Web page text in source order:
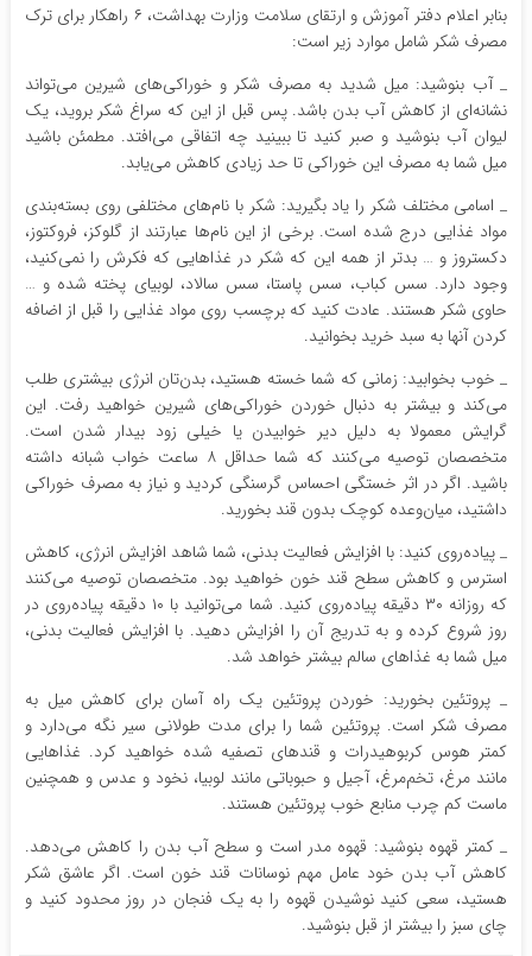
بنابر اعلام دفتر آموزش و ارتقای سلامت وزارت بهداشت، ۶ راهکار برای ترک
مصرف شکر شامل موارد زیر است:
_ آب بنوشید: میل شدید به مصرف شکر و خوراکی‌های شیرین می‌تواند
نشانه‌ای از کاهش آب بدن باشد. پس قبل از این که سراغ شکر بروید، یک
لیوان آب بنوشید و صبر کنید تا ببینید چه اتفاقی می‌افتد. مطمئن باشید
میل شما به مصرف این خوراکی تا حد زیادی کاهش می‌یابد.
_ اسامی مختلف شکر را یاد بگیرید: شکر با نام‌های مختلفی روی بسته‌بندی
مواد غذایی درج شده است. برخی از این نام‌ها عبارتند از گلوکز، فروکتوز،
دکستروز و … بدتر از همه این که شکر در غذاهایی که فکرش را نمی‌کنید،
وجود دارد. سس کباب، سس پاستا، سس سالاد، لوبیای پخته شده و …
حاوی شکر هستند. عادت کنید که برچسب روی مواد غذایی را قبل از اضافه
کردن آنها به سبد خرید بخوانید.
_ خوب بخوابید: زمانی که شما خسته هستید، بدن‌تان انرژی بیشتری طلب
می‌کند و بیشتر به دنبال خوردن خوراکی‌های شیرین خواهید رفت. این
گرایش معمولا به دلیل دیر خوابیدن یا خیلی زود بیدار شدن است.
متخصصان توصیه می‌کنند که شما حداقل ۸ ساعت خواب شبانه داشته
باشید. اگر در اثر خستگی احساس گرسنگی کردید و نیاز به مصرف خوراکی
داشتید، میان‌وعده کوچک بدون قند بخورید.
_‌ پیاده‌روی کنید: با افزایش فعالیت بدنی، شما شاهد افزایش انرژی، کاهش
استرس و کاهش سطح قند خون خواهید بود. متخصصان توصیه می‌کنند
که روزانه ۳۰ دقیقه پیاده‌روی کنید. شما می‌توانید با ۱۰ دقیقه پیاده‌روی در
روز شروع کرده و به تدریج آن را افزایش دهید. با افزایش فعالیت بدنی،
میل شما به غذاهای سالم بیشتر خواهد شد.
_ پروتئین بخورید: خوردن پروتئین یک راه آسان برای کاهش میل به
مصرف شکر است. پروتئین شما را برای مدت طولانی سیر نگه می‌دارد و
کمتر هوس کربوهیدرات و قندهای تصفیه شده خواهید کرد. غذاهایی
مانند مرغ، تخم‌مرغ، آجیل و حبوباتی مانند لوبیا، نخود و عدس و همچنین
ماست کم چرب منابع خوب پروتئین هستند.
_ کمتر قهوه بنوشید: قهوه مدر است و سطح آب بدن را کاهش می‌دهد.
کاهش آب بدن خود عامل مهم نوسانات قند خون است. اگر عاشق شکر
هستید، سعی کنید نوشیدن قهوه را به یک فنجان در روز محدود کنید و
چای سبز را بیشتر از قبل بنوشید.